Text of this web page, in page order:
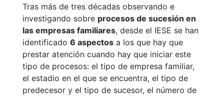
Tras más de tres décadas observando e
investigando sobre procesos de sucesión en
las empresas familiares, desde el IESE se han
identificado 6 aspectos a los que hay que
prestar atención cuando hay que iniciar este
tipo de procesos: el tipo de empresa familiar,
el estadio en el que se encuentra, el tipo de
predecesor y el tipo de sucesor, el número de